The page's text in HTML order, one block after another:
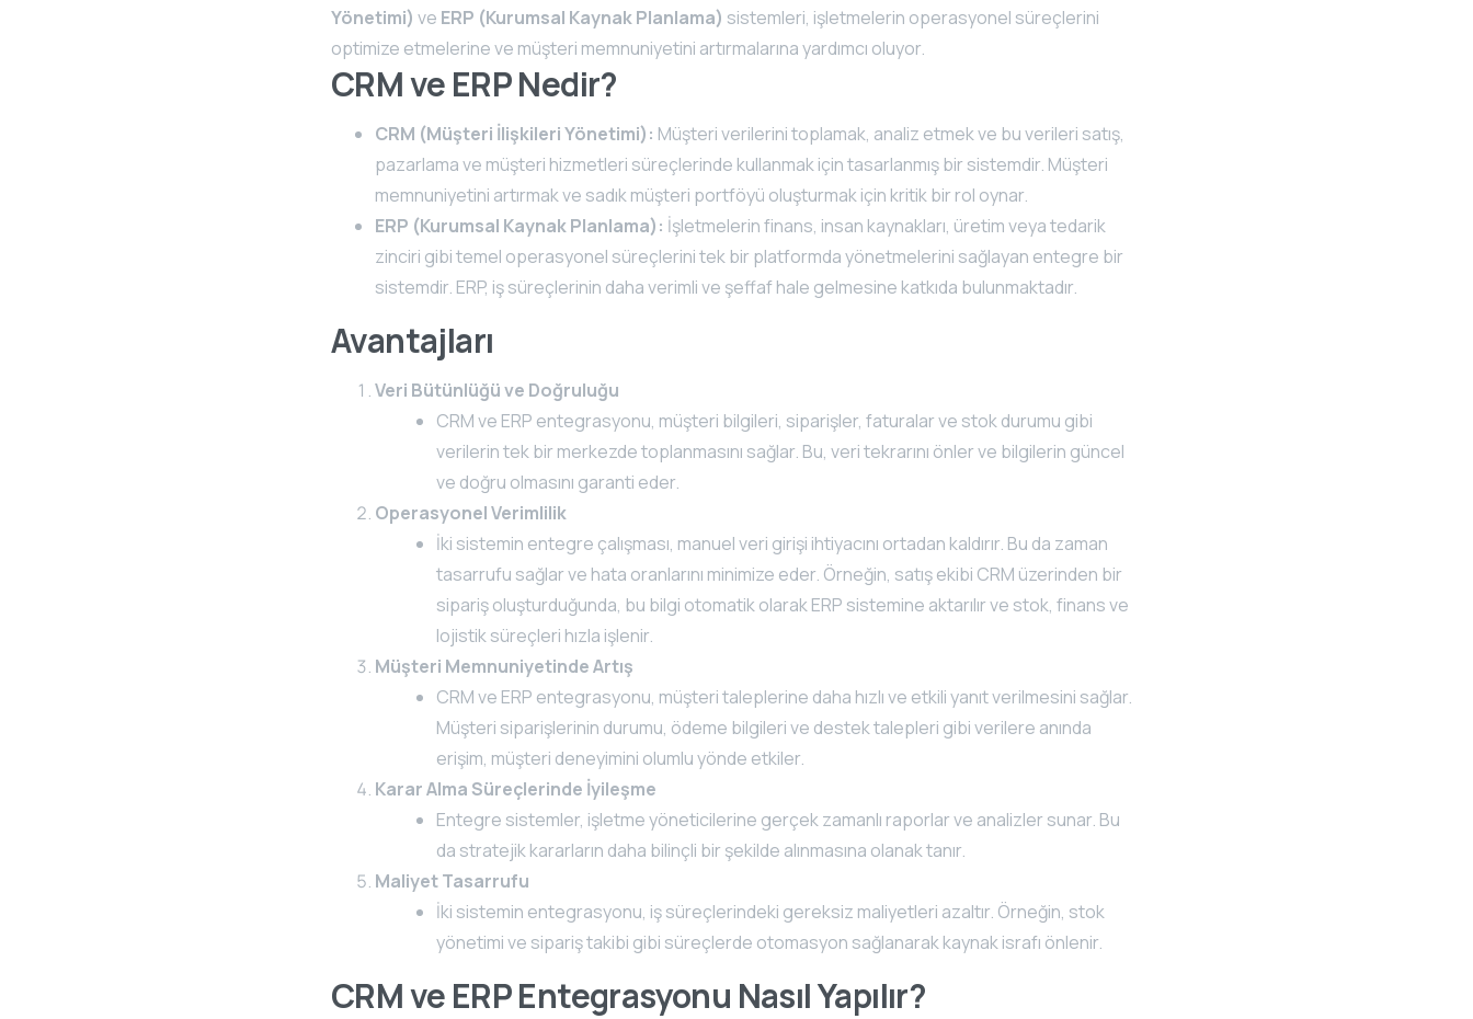
Yönetimi) ve ERP (Kurumsal Kaynak Planlama) sistemleri, işletmelerin operasyonel süreçlerini
optimize etmelerine ve müşteri memnuniyetini artırmalarına yardımcı oluyor.
CRM ve ERP Nedir?
CRM (Müşteri İlişkileri Yönetimi): Müşteri verilerini toplamak, analiz etmek ve bu verileri satış,
pazarlama ve müşteri hizmetleri süreçlerinde kullanmak için tasarlanmış bir sistemdir. Müşteri
memnuniyetini artırmak ve sadık müşteri portföyü oluşturmak için kritik bir rol oynar.
ERP (Kurumsal Kaynak Planlama): İşletmelerin finans, insan kaynakları, üretim veya tedarik
zinciri gibi temel operasyonel süreçlerini tek bir platformda yönetmelerini sağlayan entegre bir
sistemdir. ERP, iş süreçlerinin daha verimli ve şeffaf hale gelmesine katkıda bulunmaktadır.
Avantajları
Veri Bütünlüğü ve Doğruluğu
CRM ve ERP entegrasyonu, müşteri bilgileri, siparişler, faturalar ve stok durumu gibi
verilerin tek bir merkezde toplanmasını sağlar. Bu, veri tekrarını önler ve bilgilerin güncel
ve doğru olmasını garanti eder.
Operasyonel Verimlilik
İki sistemin entegre çalışması, manuel veri girişi ihtiyacını ortadan kaldırır. Bu da zaman
tasarrufu sağlar ve hata oranlarını minimize eder. Örneğin, satış ekibi CRM üzerinden bir
sipariş oluşturduğunda, bu bilgi otomatik olarak ERP sistemine aktarılır ve stok, finans ve
lojistik süreçleri hızla işlenir.
Müşteri Memnuniyetinde Artış
CRM ve ERP entegrasyonu, müşteri taleplerine daha hızlı ve etkili yanıt verilmesini sağlar.
Müşteri siparişlerinin durumu, ödeme bilgileri ve destek talepleri gibi verilere anında
erişim, müşteri deneyimini olumlu yönde etkiler.
Karar Alma Süreçlerinde İyileşme
Entegre sistemler, işletme yöneticilerine gerçek zamanlı raporlar ve analizler sunar. Bu
da stratejik kararların daha bilinçli bir şekilde alınmasına olanak tanır.
Maliyet Tasarrufu
İki sistemin entegrasyonu, iş süreçlerindeki gereksiz maliyetleri azaltır. Örneğin, stok
yönetimi ve sipariş takibi gibi süreçlerde otomasyon sağlanarak kaynak israfı önlenir.
CRM ve ERP Entegrasyonu Nasıl Yapılır?